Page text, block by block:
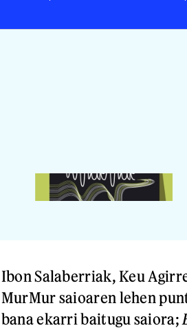
Ibon Salaberriak, Keu
MurMur saioaren lehen
bana ekarri baitugu saiora;